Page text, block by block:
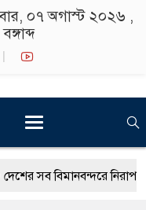
০৭ অগাস্ট ২০২৬ ,
বঙ্গাব্দ
সব বিমানবন্দরে নিরাপত্তা